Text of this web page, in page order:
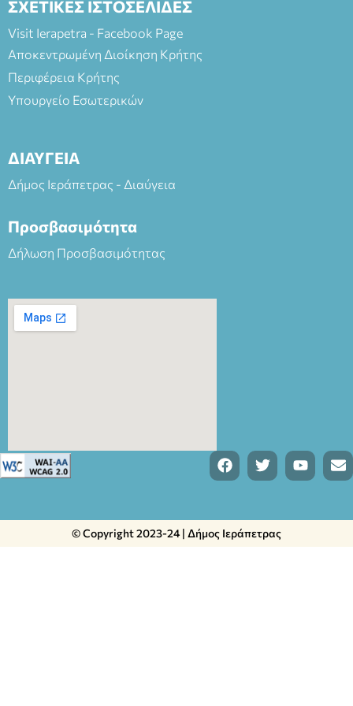
ΣΧΕΤΙΚΕΣ ΙΣΤΟΣΕΛΙΔΕΣ
Visit Ierapetra - Facebook Page
Αποκεντρωμένη Διοίκηση Κρήτης
Περιφέρεια Κρήτης
Υπουργείο Εσωτερικών
ΔΙΑΥΓΕΙΑ
Δήμος Ιεράπετρας - Διαύγεια
Προσβασιμότητα
Δήλωση Προσβασιμότητας
© Copyright 2023-24 | Δήμος Ιεράπετρας